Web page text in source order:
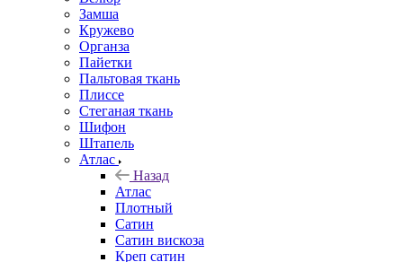
Замша
Кружево
Органза
Пайетки
Пальтовая ткань
Плиссе
Стеганая ткань
Шифон
Штапель
Атлас
Назад
Атлас
Плотный
Сатин
Сатин вискоза
Креп сатин